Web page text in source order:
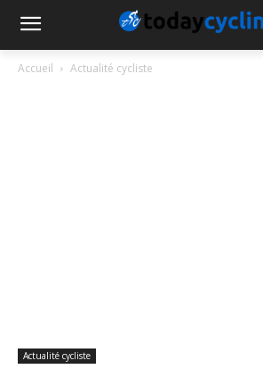
Accueil Actualité cycliste
Actualité cycliste